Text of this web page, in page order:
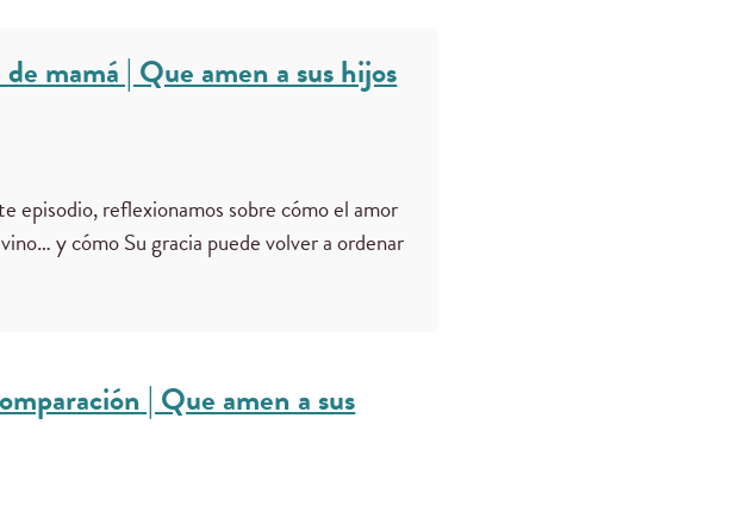
mamá | Que amen a sus hijos
episodio, reflexionamos sobre cómo el amor
y cómo Su gracia puede volver a ordenar
| Que amen a sus